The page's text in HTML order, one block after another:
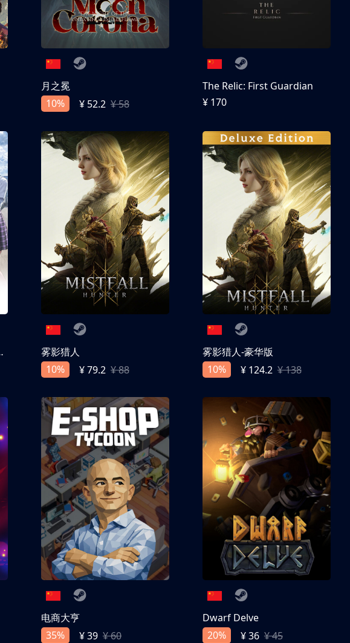
月之冕
10%
¥ 52.2 ¥ 58
The Relic: First Guardian
¥ 170
的奇迹
雾影猎人
10%
¥ 79.2 ¥ 88
雾影猎人-豪华版
10%
¥ 124.2 ¥ 138
电商大亨
35%
¥ 39 ¥ 60
Dwarf Delve
20%
¥ 36 ¥ 45